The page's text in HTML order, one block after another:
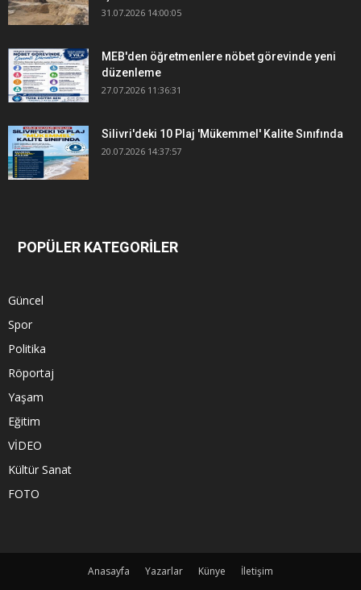
31.07.2026 14:00:05
MEB'den öğretmenlere nöbet görevinde yeni
düzenleme
27.07.2026 11:36:31
Silivri'deki 10 Plaj 'Mükemmel' Kalite Sınıfında
20.07.2026 14:37:57
POPÜLER KATEGORİLER
Güncel
Spor
Politika
Röportaj
Yaşam
Eğitim
VİDEO
Kültür Sanat
FOTO
Anasayfa Yazarlar Künye
İletişim